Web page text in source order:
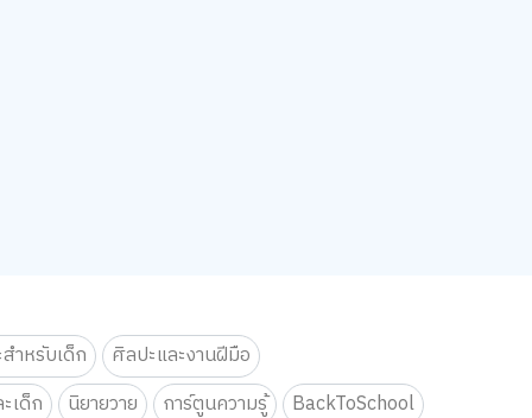
ำหรับเด็ก
ศิลปะและงานฝีมือ
เด็ก
นิยายวาย การ์ตูนความรู้ BackToSchool